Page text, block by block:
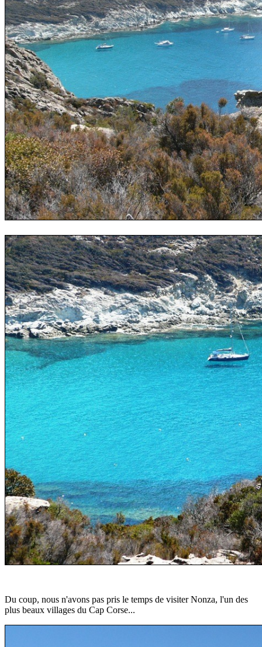
Du coup, nous n'avons pas pris le temps de visiter Nonza, l'un des
plus beaux villages du Cap Corse...